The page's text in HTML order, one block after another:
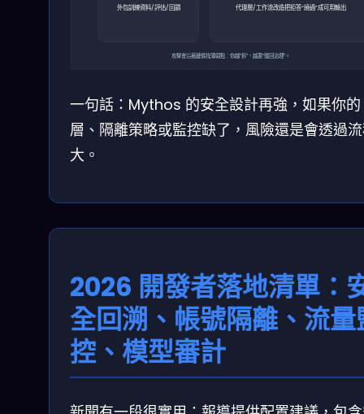
外包訓練資料/評估/回饋 代理層/工作流改造把拒答“繞過”成可用輸出
攻擊會沿著鏈條找薄弱點：你越“拆”，越要“連回治理”。
一句話：Mythos 的安全設計再強，如果你的
層、隔離策略或監控缺了，風險還是會透過
大。
2026 開發者落地清單：
全回溯、帳號隔離、流量
控、模型審計